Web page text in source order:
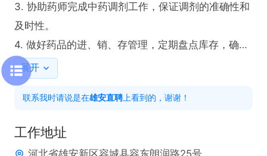
3. 协助药师完成中药调剂工作，保证调剂的准确性和
及时性。
4. 做好药品的进、销、存管理，定期盘点库存，确保
账实相符。
5. 维护药店的环境卫生，营造整洁、舒适的购物环
境。
任职要求：
展开
联系我时请说是在雄安直聘 上看到的，谢谢！
工作地址
河北省雄安新区容城县容东朗润路25号